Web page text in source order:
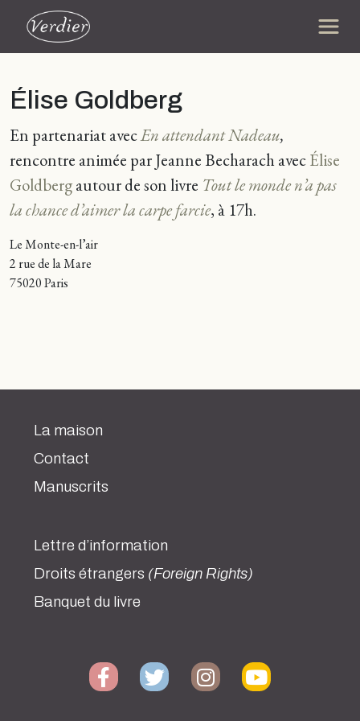
Élise Goldberg
En partenariat avecEn attendant Nadeau,
rencontre animée par Jeanne Becharach avecÉlise
Goldbergautour de son livre Tout le monde n’a pas
la chance d’aimer la carpe farcie, à 17h.
Le Monte-en-l’air
2 rue de la Mare
75020 Paris
La maison
Contact
Manuscrits
Lettre d’information
Droits étrangers (Foreign Rights)
Banquet du livre